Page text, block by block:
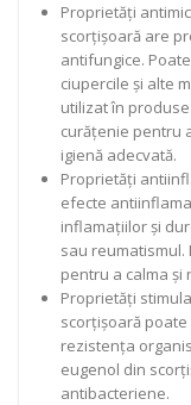
Proprietăți
scorțișoară are
antifungice.
ciupercile și alte
utilizat în
curățenie pentru
igienă adecvată.
Proprietăți
efecte
inflamațiilor și
sau
pentru a calma și
Proprietăți
scorțișoară
rezistența
eugenol din
antibacteriene.